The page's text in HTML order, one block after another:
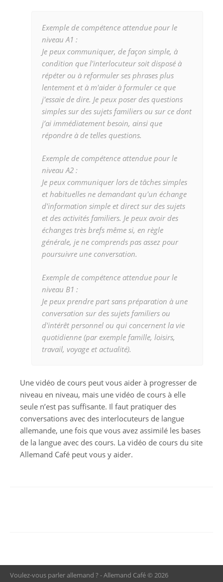
Exemple de compétence attendue pour le
niveau A1 :
Je peux communiquer, de façon simple, à
condition que l'interlocuteur soit disposé à
répéter ou à reformuler ses phrases plus
lentement et à m'aider à formuler ce que
j'essaie de dire. Je peux poser des questions
simples sur des sujets familiers ou sur ce dont
j’ai immédiatement besoin, ainsi que
répondre à de telles questions.
Exemple de compétence attendue pour le
niveau A2 :
Je peux communiquer lors de tâches simples
et habituelles ne demandant qu'un échange
d'information simple et direct sur des sujets
et des activités familiers. Je peux avoir des
échanges très brefs même si, en règle
générale, je ne comprends pas assez pour
poursuivre une conversation.
Exemple de compétence attendue pour le
niveau B1 :
Je peux prendre part sans préparation à une
conversation sur des sujets familiers ou
d'intérêt personnel ou qui concernent la vie
quotidienne (par exemple famille, loisirs,
travail, voyage et actualité).
Une vidéo de cours peut vous aider à progresser de
niveau en niveau, mais une vidéo de cours à elle
seule n’est pas suffisante. Il faut pratiquer des
conversations avec des interlocuteurs de langue
allemande, une fois que vous avez assimilé les bases
de la langue avec des cours. La vidéo de cours du site
Allemand Café peut vous y aider.
Voulez-vous parler allemand ? - Allemand Café © 2026